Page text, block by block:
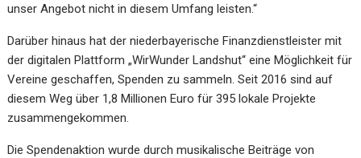
unser Angebot nicht in diesem Umfang leisten.“
Darüber hinaus hat der niederbayerische Finanzdienstleister mit
der digitalen Plattform „WirWunder Landshut“ eine Möglichkeit für
Vereine geschaffen, Spenden zu sammeln. Seit 2016 sind auf
diesem Weg über 1,8 Millionen Euro für 395 lokale Projekte
zusammengekommen.
Die Spendenaktion wurde durch musikalische Beiträge von